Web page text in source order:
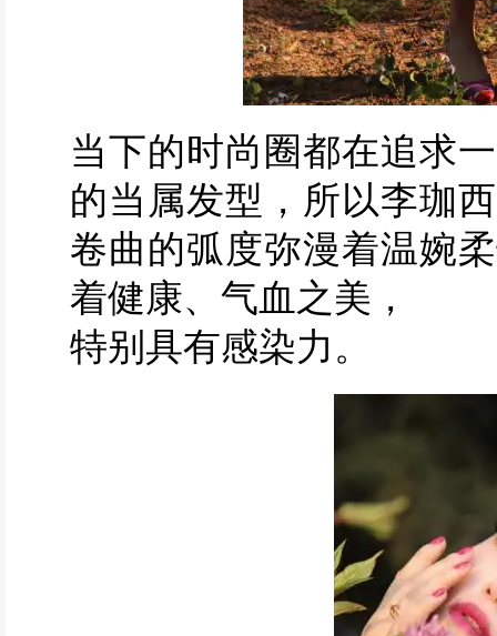
当下的时尚圈都在追求
的当属发型，所以李珈
卷曲的弧度弥漫着温婉
着健康、气血之美，
特别具有感染力。